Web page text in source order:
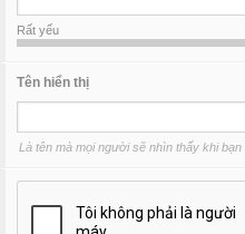
Rất yếu
Tên hiển thị
Là tên mà mọi người sẽ nhìn thấy khi bạn